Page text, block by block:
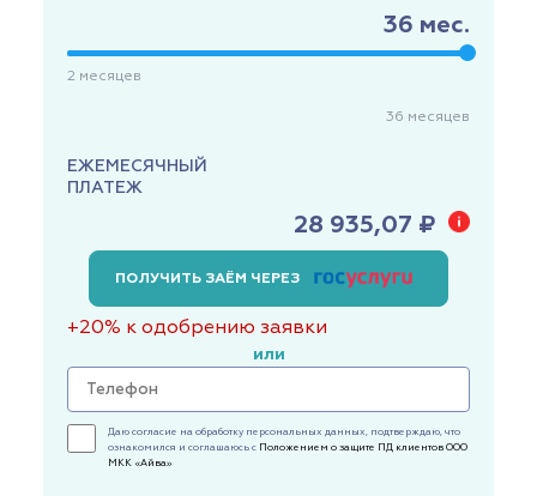
36 мес.
2 месяцев
36 месяцев
ЕЖЕМЕСЯЧНЫЙ
ПЛАТЕЖ
28 935,07 ₽
ПОЛУЧИТЬ ЗАЁМ ЧЕРЕЗ
+20% к одобрению заявки
или
Даю согласие на обработку персональных данных, подтверждаю, что
ознакомился и соглашаюсь с Положением о защите ПД клиентов ООО
МКК «Айва»